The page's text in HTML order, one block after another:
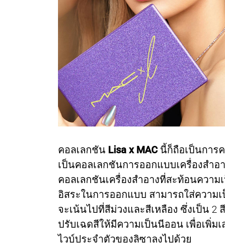
คอลเลกชัน Lisa x MAC นี้ก็ถือเป็นการ
เป็นคอลเลกชันการออกแบบเครื่องสำอ
คอลเลกชันเครื่องสำอางที่สะท้อนความ
อิสระในการออกแบบ สามารถใส่ความ
จะเน้นไปที่สีม่วงและสีเหลือง ซึ่งเป็น 2
ปรับเฉดสีให้มีความเป็นนีออน เพื่อเพิ่ม
ไวบ์ประจำตัวของลิซาลงไปด้วย